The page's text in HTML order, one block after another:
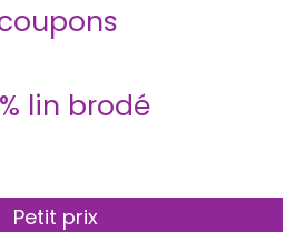
lin brodé
Petit prix